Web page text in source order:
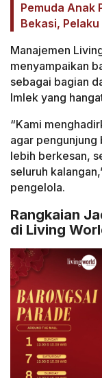
Pemuda Anak
Bekasi,
Manajemen
menyampaikan
sebagai bagian
Imlek yang
“Kami
agar pengunjung
lebih berkesan,
seluruh
pengelola.
Rangkaian
di Living